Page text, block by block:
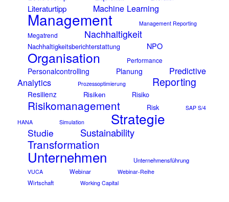
Literaturtipp Machine Learning
Management Management Reporting
Megatrend Nachhaltigkeit
Nachhaltigkeitsberichterstattung NPO
Organisation Performance
Personalcontrolling Planung
Predictive
Analytics
Prozessoptimierung Reporting
Resilienz Risiken Risiko
Risikomanagement Risk
SAP S/4
HANA
Simulation Strategie
Studie Sustainability
Transformation
Unternehmen Unternehmensführung
VUCA Webinar Webinar-Reihe
Wirtschaft Working Capital